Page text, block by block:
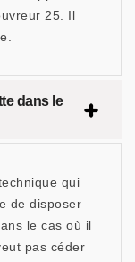
25. Il
dans le
qui
de disposer
le cas où il
pas céder